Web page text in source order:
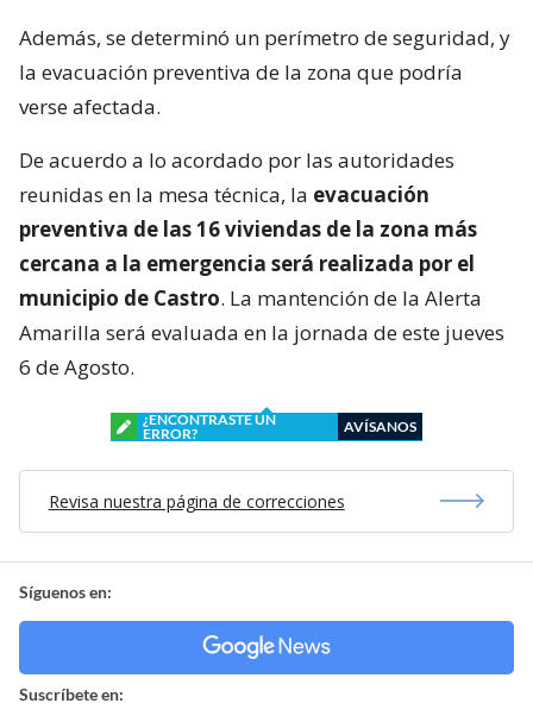
Además, se determinó un perímetro de seguridad, y
la evacuación preventiva de la zona que podría
verse afectada.
De acuerdo a lo acordado por las autoridades
reunidas en la mesa técnica, la evacuación
preventiva de las 16 viviendas de la zona más
cercana a la emergencia será realizada por el
municipio de Castro. La mantención de la Alerta
Amarilla será evaluada en la jornada de este jueves
6 de Agosto.
¿ENCONTRASTE UN
ERROR?
AVÍSANOS
Revisa nuestra página de correcciones
Síguenos en:
Suscríbete en: